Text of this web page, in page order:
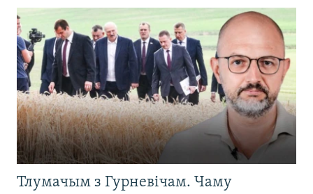
Тлумачым з Гурневічам. Чаму